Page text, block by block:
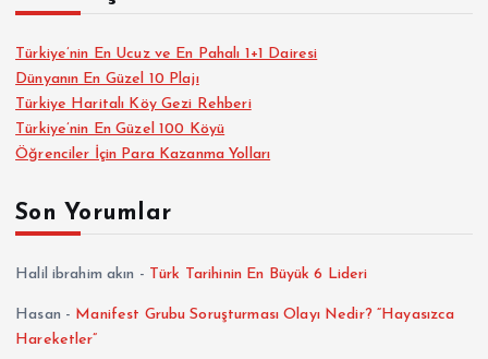
Türkiye’nin En Ucuz ve En Pahalı 1+1 Dairesi
Dünyanın En Güzel 10 Plajı
Türkiye Haritalı Köy Gezi Rehberi
Türkiye’nin En Güzel 100 Köyü
Öğrenciler İçin Para Kazanma Yolları
Son Yorumlar
Halil ibrahim akın - Türk Tarihinin En Büyük 6 Lideri
Hasan - Manifest Grubu Soruşturması Olayı Nedir? “Hayasızca
Hareketler”